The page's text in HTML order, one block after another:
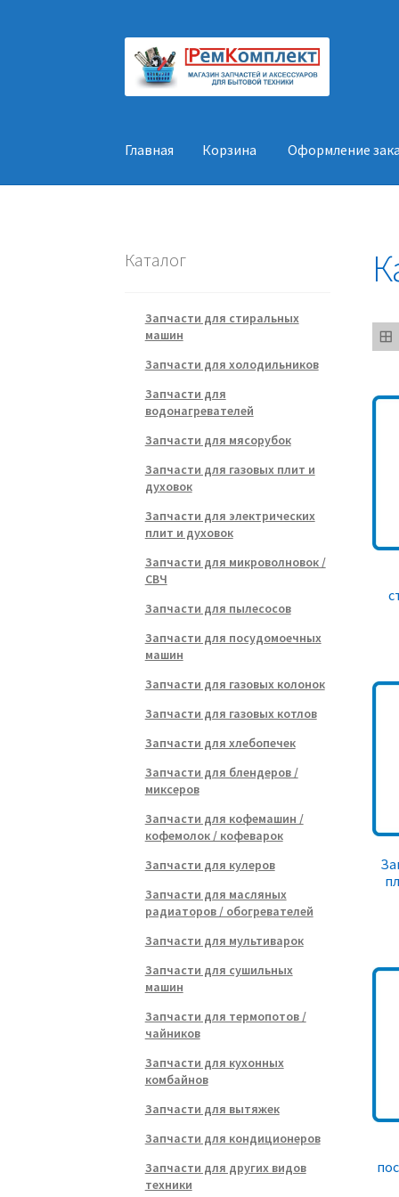
Перейти
навигации
Перейти
содержимому
Главная Корзина Оформление
Каталог
Запчасти для стиральных
машин
Запчасти для холодильников
Запчасти для
водонагревателей
Запчасти для мясорубок
Запчасти для газовых плит и
духовок
Запчасти для электрических
плит и духовок
Запчасти для микроволновок /
СВЧ
Запчасти для пылесосов
Запчасти для посудомоечных
машин
Запчасти для газовых колонок
Запчасти для газовых котлов
Запчасти для хлебопечек
Запчасти для блендеров /
миксеров
Запчасти для кофемашин /
кофемолок / кофеварок
Запчасти для кулеров
Запчасти для масляных
радиаторов / обогревателей
Запчасти для мультиварок
Запчасти для сушильных
машин
Запчасти для термопотов /
чайников
Запчасти для кухонных
комбайнов
Запчасти для вытяжек
Запчасти для кондиционеров
Запчасти для других видов
техники